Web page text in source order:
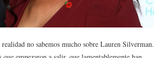
no sabemos mucho sobre Lauren Silverman.